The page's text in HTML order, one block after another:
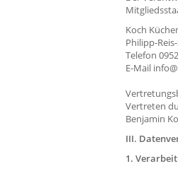
Koch
Philipp-
Telefon
E-Mail
Vertreten
Benjamin
III.
1.